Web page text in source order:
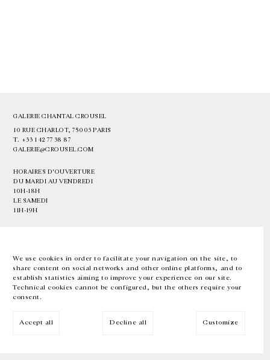
We use cookies in order to facilitate your navigation on the site, to
share content on social networks and other online platforms, and to
establish statistics aiming to improve your experience on our site.
Technical cookies cannot be configured, but the others require your
consent.
Accept all Decline all Customize
GALERIE CHANTAL CROUSEL
10 RUE CHARLOT, 75003 PARIS
T. +33 1 42 77 38 87
GALERIE@CROUSEL.COM
HORAIRES D'OUVERTURE
DU MARDI AU VENDREDI
10H-18H
LE SAMEDI
11H-19H
EN FR 中文 Facebook Instagram
Inscrivez-vous à notre newsletter